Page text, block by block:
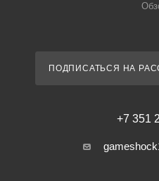
ПОДПИСАТЬСЯ НА
+7 351